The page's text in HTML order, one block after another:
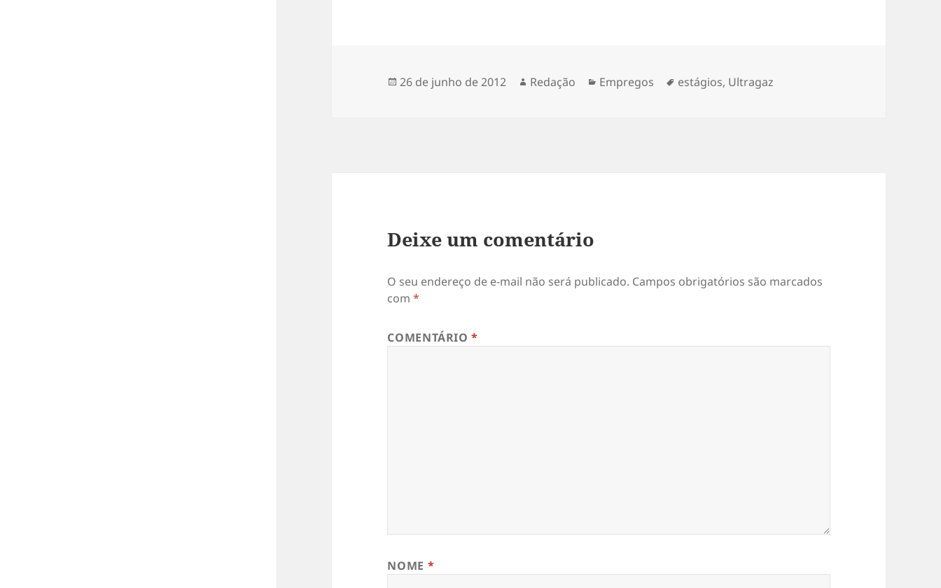
Publicado
26 de junho de 2012 Autor
Redação Categorias
Empregos Tags
estágios, Ultragaz
Deixe um comentário
O seu endereço de e-mail não será publicado. Campos obrigatórios são marcados
com*
COMENTÁRIO*
NOME *